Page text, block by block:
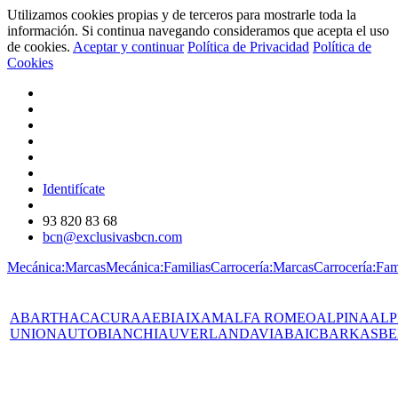
Utilizamos cookies propias y de terceros para mostrarle toda la
información. Si continua navegando consideramos que acepta el uso
de cookies. Aceptar y continuar Política de Privacidad Política de
Cookies
Identifícate
93 820 83 68
bcn@exclusivasbcn.com
Mecánica:MarcasMecánica:FamiliasCarrocería:Marcas
ABARTHACACURAAEBIAIXAMALFA ROMEOALPINA
UNIONAUTOBIANCHIAUVERLANDAVIABAICBARKAS